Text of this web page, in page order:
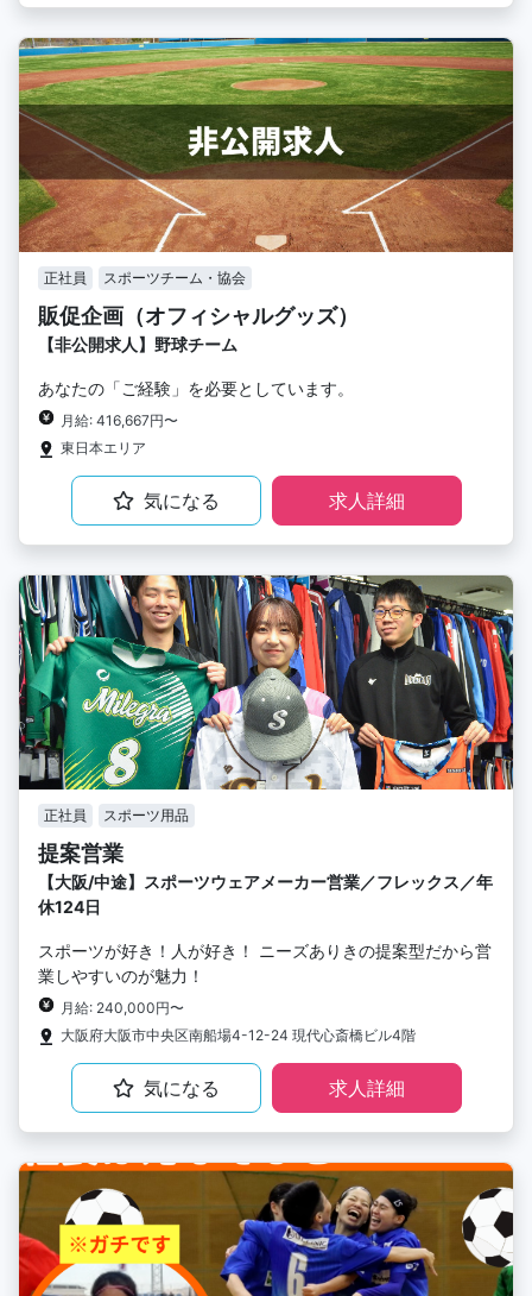
正社員 スポーツチーム・協会
販促企画（オフィシャルグッズ）
【非公開求人】野球チーム
あなたの「ご経験」を必要としています。
月給: 416,667円〜
東日本エリア
気になる 求人詳細
正社員 スポーツ用品
提案営業
【大阪/中途】スポーツウェアメーカー営業／フレックス／年
休124日
スポーツが好き！人が好き！ ニーズありきの提案型だから営
業しやすいのが魅力！
月給: 240,000円〜
大阪府大阪市中央区南船場4-12-24 現代心斎橋ビル4階
気になる 求人詳細